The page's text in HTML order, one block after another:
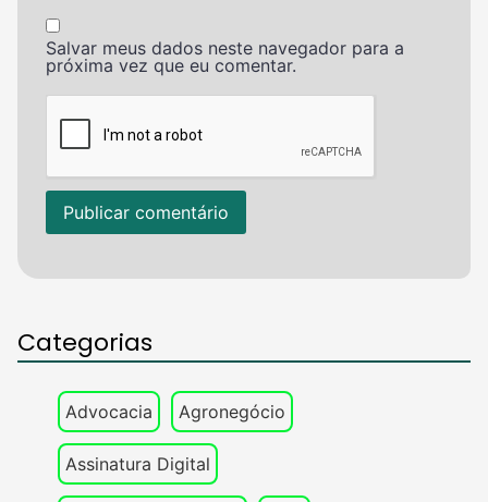
Salvar meus dados neste navegador para a
próxima vez que eu comentar.
Categorias
Advocacia Agronegócio
Assinatura Digital